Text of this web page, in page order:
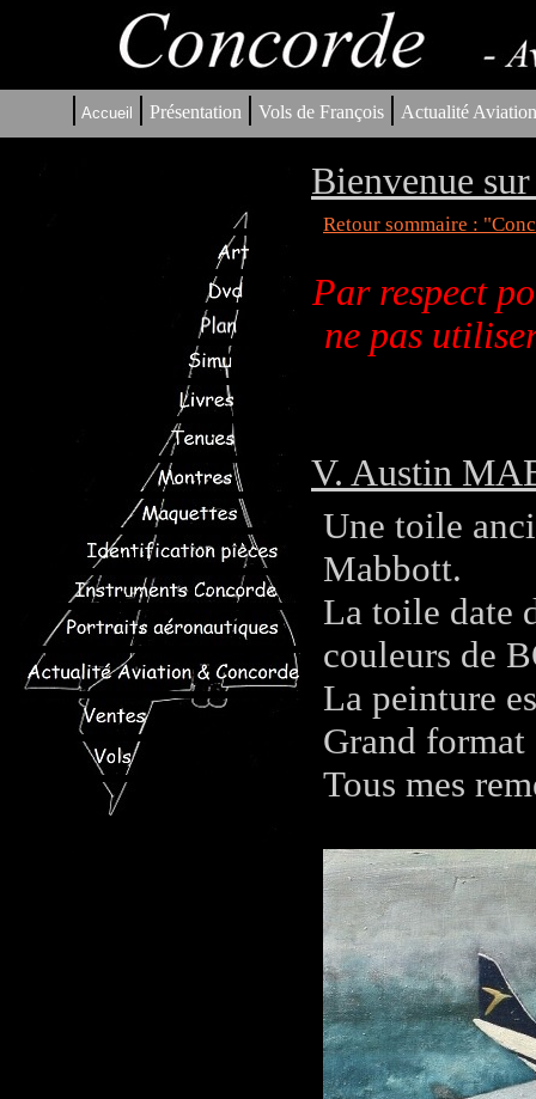
| Accueil | Présentation | Vols de François | Actualité
Bienvenue
Retour sommaire :
Par respect
ne pas
V. Austin
Une toile
Mabbott.
La toile date
couleurs de
La peinture
Grand
Tous mes